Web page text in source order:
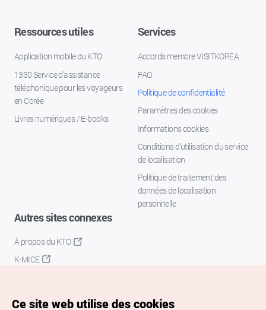
Ressources utiles
Application mobile du KTO
1330 Service d'assistance
téléphonique pour les voyageurs
en Corée
Livres numériques / E-books
Services
Accords membre VISITKOREA
FAQ
Politique de confidentialité
Paramètres des cookies
Informations cookies
Conditions d’utilisation du service
de localisation
Politique de traitement des
données de localisation
personnelle
Autres sites connexes
À propos du KTO
K-MICE
Ce site web utilise des cookies